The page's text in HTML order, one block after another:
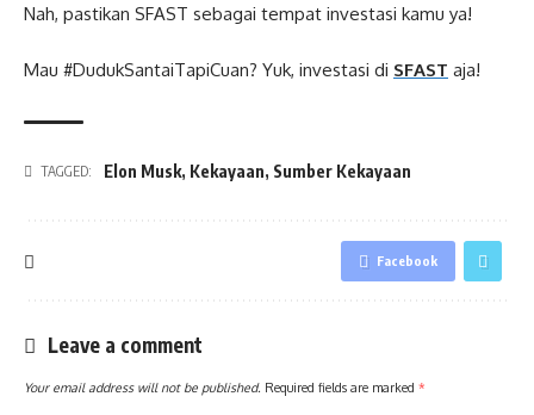
Nah, pastikan SFAST sebagai tempat investasi kamu ya!
Mau #DudukSantaiTapiCuan? Yuk, investasi di SFAST aja!
TAGGED: Elon Musk, Kekayaan, Sumber Kekayaan
Facebook
Leave a comment
Your email address will not be published. Required fields are marked *